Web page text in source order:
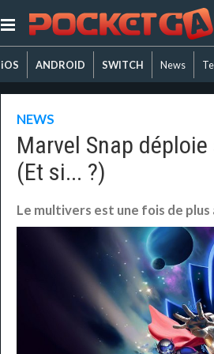
iOS ANDROID SWITCH News
NEWS
Marvel Snap
(Et si... ?)
Le multivers est une fois de plus